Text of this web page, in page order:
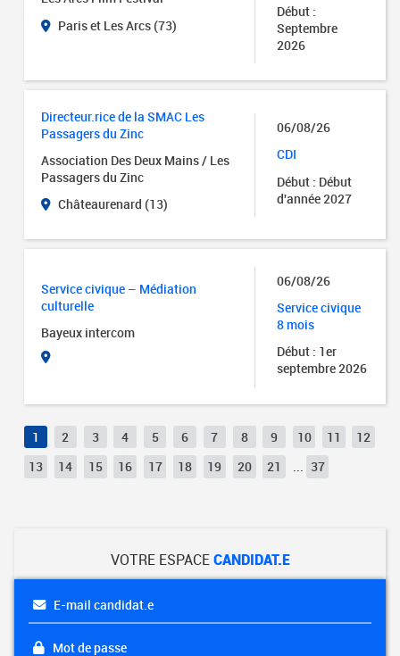
Paris et Les Arcs (73)
Début :
Septembre
2026
Directeur.rice de la SMAC Les
Passagers du Zinc
Association Des Deux Mains / Les
Passagers du Zinc
Châteaurenard (13)
06/08/26
CDI
Début : Début
d'année 2027
Service civique – Médiation
culturelle
Bayeux intercom
06/08/26
Service civique
8 mois
Début : 1er
septembre 2026
1 2 3 4 5 6 7 8 9 10 11
12
13
14 15 16 17 18 19 20 21 ... 37
VOTRE ESPACECANDIDAT.E
E-mail candidat.e
Mot de passe